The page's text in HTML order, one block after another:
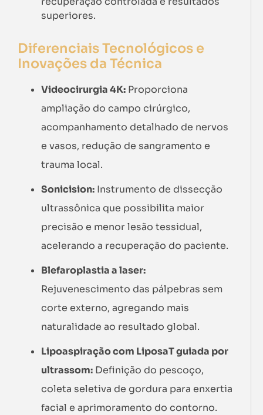
superiores.
Diferenciais Tecnológicos e
Inovações da Técnica
Videocirurgia 4K: Proporciona
ampliação do campo cirúrgico,
acompanhamento detalhado de nervos
e vasos, redução de sangramento e
trauma local.
Sonicision: Instrumento de dissecção
ultrassônica que possibilita maior
precisão e menor lesão tessidual,
acelerando a recuperação do paciente.
Blefaroplastia a laser:
Rejuvenescimento das pálpebras sem
corte externo, agregando mais
naturalidade ao resultado global.
Lipoaspiração com LiposaT guiada por
ultrassom: Definição do pescoço,
coleta seletiva de gordura para enxertia
facial e aprimoramento do contorno.